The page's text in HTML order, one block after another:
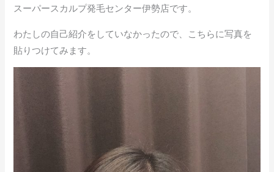
b
o
o
k
er n
a
スーパースカルプ発毛センター伊勢店です。
わたしの自己紹介をしていなかったので、こちらに写真を
貼りつけてみます。